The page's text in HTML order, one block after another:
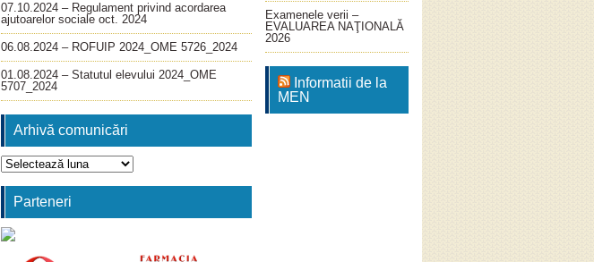
07.10.2024 – Regulament privind acordarea
ajutoarelor sociale oct. 2024
06.08.2024 – ROFUIP 2024_OME 5726_2024
01.08.2024 – Statutul elevului 2024_OME
5707_2024
Arhivă comunicări
Arhivă
comunicări
Parteneri
Examenele verii –
EVALUAREA NAŢIONALĂ
2026
Informatii de la
MEN